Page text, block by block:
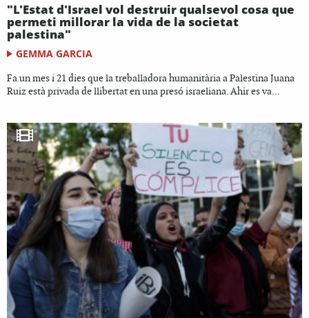
"L'Estat d'Israel vol destruir qualsevol cosa que
permeti millorar la vida de la societat
palestina"
GEMMA GARCIA
Fa un mes i 21 dies que la treballadora humanitària a Palestina Juana
Ruiz està privada de llibertat en una presó israeliana. Ahir es va...